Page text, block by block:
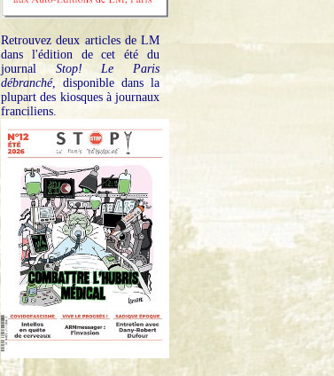
Retrouvez deux articles de LM
dans l'édition de cet été du
journal Stop! Le Paris
débranché, disponible dans la
plupart des kiosques à journaux
franciliens.